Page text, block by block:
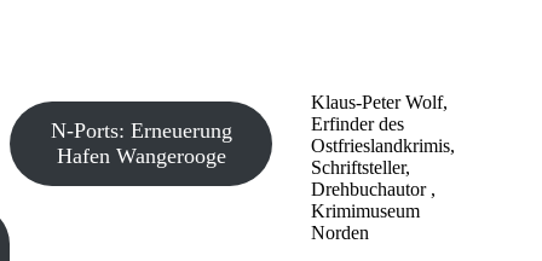
Klaus-Peter Wolf,
Erfinder des
Ostfrieslandkrimis,
Schriftsteller,
Drehbuchautor ,
Krimimuseum
Norden
N-Ports: Erneuerung
Hafen Wangerooge